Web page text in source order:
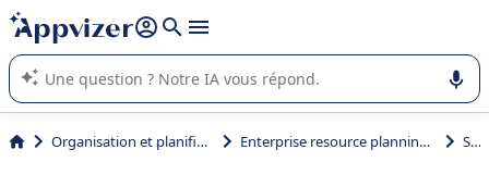
répondre (plusieurs lignes avec
L'IA de Appvizer vous guide dans l'utilisation ou la sélection de
logiciel SaaS en entreprise.
Organisation et planification Enterprise resource planning (ERP) SI5